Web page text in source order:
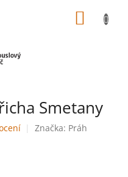
Smetany
Značka: Práh